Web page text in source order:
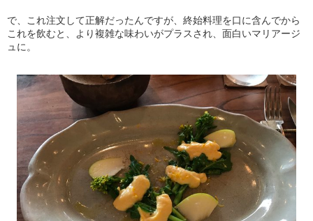
で、これ注文して正解だったんですが、終始料理を口に含んでから
これを飲むと、より複雑な味わいがプラスされ、面白いマリアージ
ュに。